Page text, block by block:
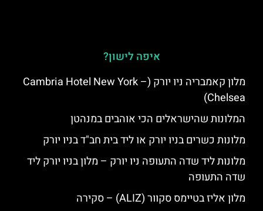
איפה לישון?
מלון קאמבריה ניו יורק (Cambria Hotel New York –
Chelsea)
המלונות שהישראלים הכי אוהבים במנהטן
מלונות כשרים בניו יורק או ליד בית חב"ד בניו יורק
מלונות ליד שדה התעופה ניו יורק – מלון בניו יורק ליד
שדה התעופה
מלון אליז בטיימס סקוור (ALIZ) – סקירה